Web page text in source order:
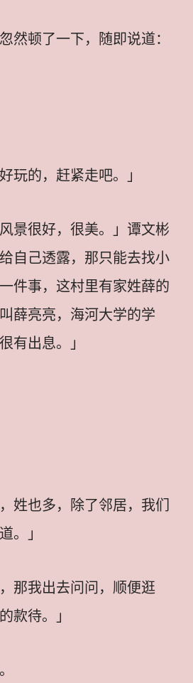
然顿了一下，随即说道：
玩的，赶紧走吧。」
景很好，很美。」谭文彬
自己透露，那只能去找小
件事，这村里有家姓薛的
薛亮亮，海河大学的学
有出息。」
姓也多，除了邻居，我们
。」
那我出去问问，顺便逛
款待。」